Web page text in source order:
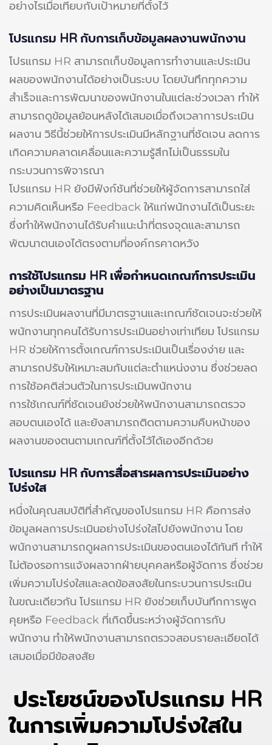
อย่างไรเมื่อเทียบกับเป้าหมายที่ตั้งไว้
โปรแกรม HR กับการเก็บข้อมูลผลงานพนักงาน
โปรแกรม HR สามารถเก็บข้อมูลการทำงานและประเมิน
ผลของพนักงานได้อย่างเป็นระบบ โดยบันทึกทุกความ
สำเร็จและการพัฒนาของพนักงานในแต่ละช่วงเวลา ทำให้
สามารถดูข้อมูลย้อนหลังได้เสมอเมื่อถึงเวลาการประเมิน
ผลงาน วิธีนี้ช่วยให้การประเมินมีหลักฐานที่ชัดเจน ลดการ
เกิดความคลาดเคลื่อนและความรู้สึกไม่เป็นธรรมใน
กระบวนการพิจารณา
โปรแกรม HR ยังมีฟังก์ชันที่ช่วยให้ผู้จัดการสามารถใส่
ความคิดเห็นหรือ Feedback ให้แก่พนักงานได้เป็นระยะ
ซึ่งทำให้พนักงานได้รับคำแนะนำที่ตรงจุดและสามารถ
พัฒนาตนเองได้ตรงตามที่องค์กรคาดหวัง
การใช้โปรแกรม HR เพื่อกำหนดเกณฑ์การประเมิน
อย่างเป็นมาตรฐาน
การประเมินผลงานที่มีมาตรฐานและเกณฑ์ชัดเจนจะช่วยให้
พนักงานทุกคนได้รับการประเมินอย่างเท่าเทียม โปรแกรม
HR ช่วยให้การตั้งเกณฑ์การประเมินเป็นเรื่องง่าย และ
สามารถปรับให้เหมาะสมกับแต่ละตำแหน่งงาน ซึ่งช่วยลด
การใช้อคติส่วนตัวในการประเมินพนักงาน
การใช้เกณฑ์ที่ชัดเจนยังช่วยให้พนักงานสามารถตรวจ
สอบตนเองได้ และยังสามารถติดตามความคืบหน้าของ
ผลงานของตนตามเกณฑ์ที่ตั้งไว้ได้เองอีกด้วย
โปรแกรม HR กับการสื่อสารผลการประเมินอย่าง
โปร่งใส
หนึ่งในคุณสมบัติที่สำคัญของโปรแกรม HR คือการส่ง
ข้อมูลผลการประเมินอย่างโปร่งใสไปยังพนักงาน โดย
พนักงานสามารถดูผลการประเมินของตนเองได้ทันที ทำให้
ไม่ต้องรอการแจ้งผลจากฝ่ายบุคคลหรือผู้จัดการ ซึ่งช่วย
เพิ่มความโปร่งใสและลดข้อสงสัยในกระบวนการประเมิน
ในขณะเดียวกัน โปรแกรม HR ยังช่วยเก็บบันทึกการพูด
คุยหรือ Feedback ที่เกิดขึ้นระหว่างผู้จัดการกับ
พนักงาน ทำให้พนักงานสามารถตรวจสอบรายละเอียดได้
เสมอเมื่อมีข้อสงสัย
ประโยชน์ของโปรแกรม HR
ในการเพิ่มความโปร่งใสใน